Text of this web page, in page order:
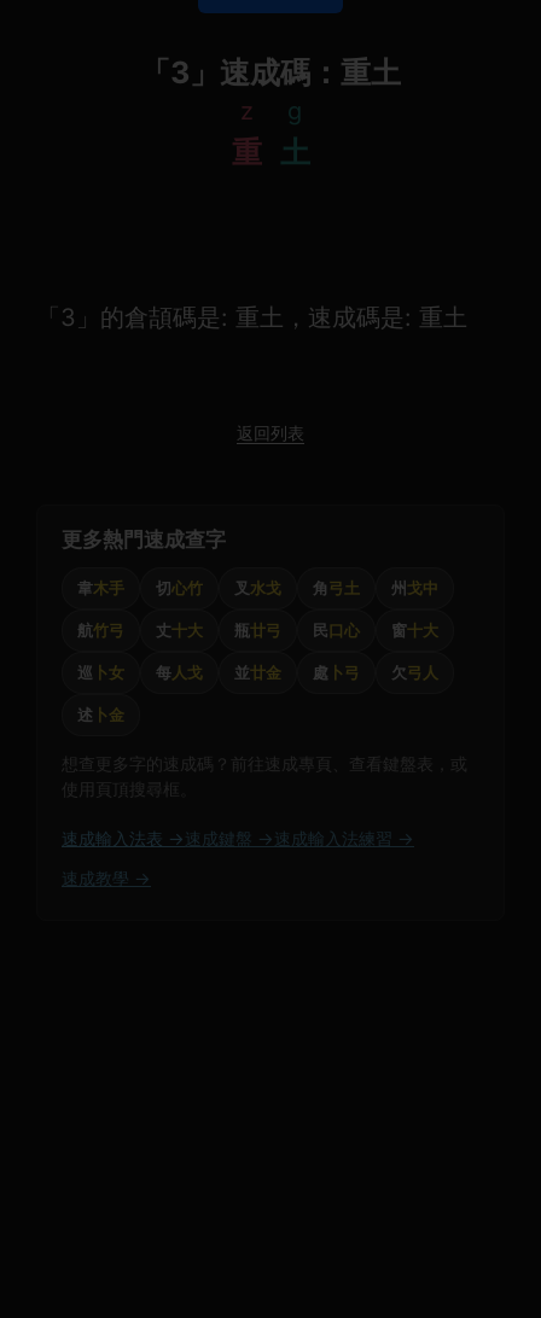
「З」速成碼：重土
z
重
g
土
「З」的倉頡碼是: 重土，速成碼是: 重土
返回列表
更多熱門速成查字
韋木手 切心竹 叉 水戈 角弓土 州 戈中
航竹弓 丈十大 瓶廿弓 民口心 窗十大
巡 卜女 每人戈 並廿金 處 卜弓 欠弓人
述 卜金
想查更多字的速成碼？前往速成專頁、查看鍵盤表，或
使用頁頂搜尋框。
速成輸入法表 → 速成鍵盤 → 速成輸入法練習 →
速成教學 →